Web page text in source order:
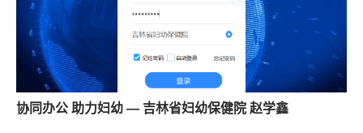
协同办公 助力妇幼 — 吉林省妇幼保健院 赵学鑫